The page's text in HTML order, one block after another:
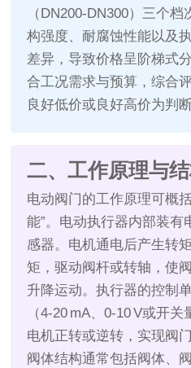
（DN200‑DN300）三个
构强度、耐腐蚀性能以及
差异，导致价格呈阶梯式
合工况需求与预算，综合
良好低价或良好高价为判断
二、工作原理与
电动阀门的工作原理可概
能”。电动执行器内部装
感器。电机通电后产生转
矩，驱动阀杆或转轴，使
升降运动。执行器的控制
（4‑20 mA、0‑10 V或开
电机正转或逆转，实现阀
阀体结构通常包括阀体、